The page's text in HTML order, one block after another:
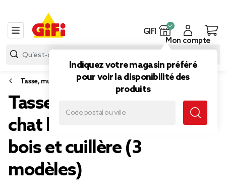
GIFI
Indiquez votre magasin préféré
pour voir la disponibilité des
produits
Mon compte
Tasse, mug et bol
Tasse céramique motif
chat kawaii avec couvercle
bois et cuillère (3
modèles)